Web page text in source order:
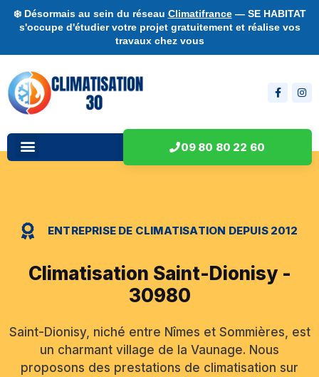
❄️ Désormais au sein du réseau Climatifrance— SE HABITAT
s'occupe d'étudier votre projet gratuitement et réalise vos
travaux chez vous
09 80 80 22 60
ENTREPRISE DE CLIMATISATION DEPUIS 2012
Climatisation Saint-Dionisy -
30980
Saint-Dionisy, niché entre Nîmes et Sommières, est
un charmant village de la Vaunage. Nous
proposons des prestations de climatisation sur